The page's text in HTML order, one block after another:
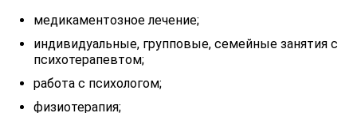
медикаментозное лечение;
индивидуальные, групповые, семейные занятия с
психотерапевтом;
работа с психологом;
физиотерапия;